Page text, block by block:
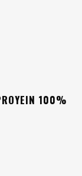
100%